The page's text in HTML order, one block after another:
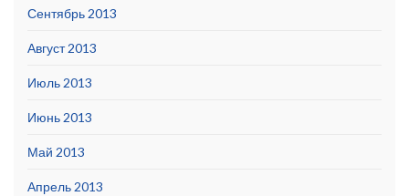
Сентябрь 2013
Август 2013
Июль 2013
Июнь 2013
Май 2013
Апрель 2013